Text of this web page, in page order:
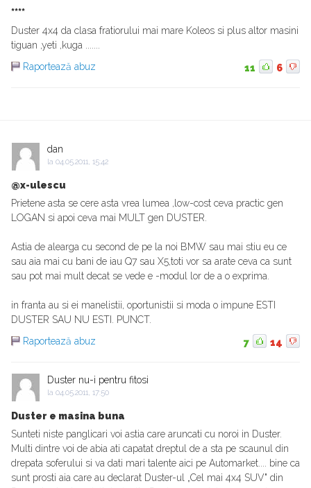
****
Duster 4x4 da clasa fratiorului mai mare Koleos si plus altor masini
tiguan ,yeti ,kuga .......
Raportează abuz
11 6
dan
la 04.05.2011, 15:42
@x-ulescu
Prietene asta se cere asta vrea lumea ,low-cost ceva practic gen
LOGAN si apoi ceva mai MULT gen DUSTER.
Astia de alearga cu second de pe la noi BMW sau mai stiu eu ce
sau aia mai cu bani de iau Q7 sau X5,toti vor sa arate ceva ca sunt
sau pot mai mult decat se vede e -modul lor de a o exprima.
in franta au si ei manelistii, oportunistii si moda o impune ESTI
DUSTER SAU NU ESTI. PUNCT.
Raportează abuz
7 14
Duster nu-i pentru fitosi
la 04.05.2011, 17:50
Duster e masina buna
Sunteti niste panglicari voi astia care aruncati cu noroi in Duster.
Multi dintre voi de abia ati capatat dreptul de a sta pe scaunul din
drepata soferului si va dati mari talente aici pe Automarket.... bine ca
sunt prosti aia care au declarat Duster-ul „Cel mai 4x4 SUV" din